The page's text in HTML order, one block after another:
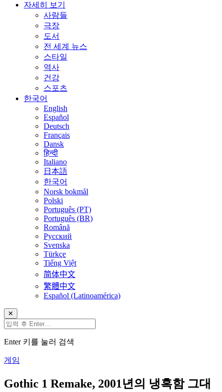
자세히 보기
사람들
극장
도서
전 세계 뉴스
스타일
역사
건강
스포츠
한국어
English
Español
Deutsch
Français
Dansk
हिन्दी
Italiano
日本語
한국어
Norsk bokmål
Polski
Português (PT)
Português (BR)
Română
Русский
Svenska
Türkçe
Tiếng Việt
简体中文
繁體中文
Español (Latinoamérica)
✕
Enter 키를 눌러 검색
게임
Gothic 1 Remake, 2001년의 냉혹함 그대